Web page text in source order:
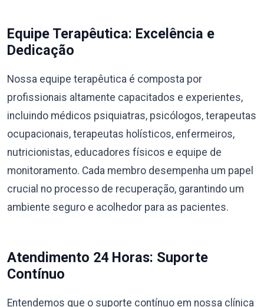
Equipe Terapêutica: Excelência e
Dedicação
Nossa equipe terapêutica é composta por
profissionais altamente capacitados e experientes,
incluindo médicos psiquiatras, psicólogos, terapeutas
ocupacionais, terapeutas holísticos, enfermeiros,
nutricionistas, educadores físicos e equipe de
monitoramento. Cada membro desempenha um papel
crucial no processo de recuperação, garantindo um
ambiente seguro e acolhedor para as pacientes.
Atendimento 24 Horas: Suporte
Contínuo
Entendemos que o suporte contínuo em nossa clínica